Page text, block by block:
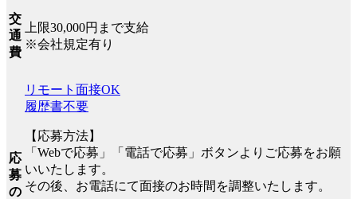
交
通
費
上限30,000円まで支給
※会社規定有り
応
募
の
リモート面接OK
履歴書不要
【応募方法】
「Webで応募」「電話で応募」ボタンよりご応募をお願
いいたします。
その後、お電話にて面接のお時間を調整いたします。